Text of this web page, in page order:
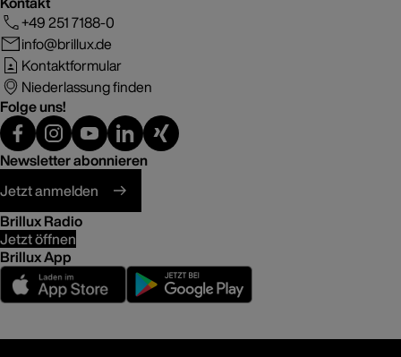
+49 251 7188-0
info@brillux.de
Kontaktformular
Niederlassung finden
Folge uns!
Newsletter abonnieren
Jetzt anmelden
Brillux Radio
Jetzt öffnen
Brillux App